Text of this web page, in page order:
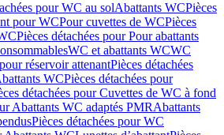
pour WC au solAbattants WCPièces
pour WCPour cuvettes de WCPièces
Pièces détachées pour Pour abattants
WC et abattants WCWC
réservoir attenantPièces détachées
WCPièces détachées pour
détachées pour Cuvettes de WC à fond
Abattants WC adaptés PMRAbattants
Pièces détachées pour WC